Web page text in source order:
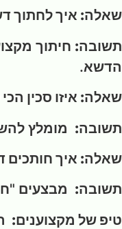
שאלה: איך לחתוך
תשובה: חיתוך
הדשא.
שאלה: איזו סכין
תשובה: מומלץ
שאלה: איך חותכים
תשובה: מבצעים
טיפ של מקצוענים: